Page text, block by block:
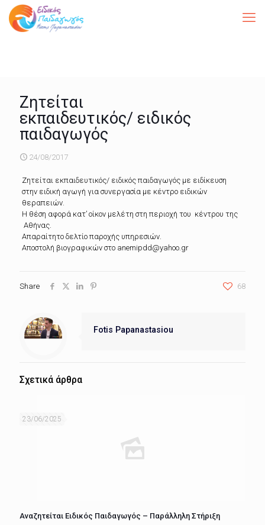
Ζητείται
εκπαιδευτικός/ ειδικός
παιδαγωγός
24/08/2017
Ζητείται εκπαιδευτικός/ ειδικός παιδαγωγός με ειδίκευση
στην ειδική αγωγή για συνεργασία με κέντρο ειδικών
θεραπειών.
Η θέση αφορά κατ’ οίκον μελέτη στη περιοχή του κέντρου της
Αθήνας.
Απαραίτητο δελτίο παροχής υπηρεσιών.
Αποστολή βιογραφικών στο anemipdd@yahoo.gr
Share 68
Fotis Papanastasiou
Σχετικά άρθρα
23/06/2025
Αναζητείται Ειδικός Παιδαγωγός – Παράλληλη Στήριξη